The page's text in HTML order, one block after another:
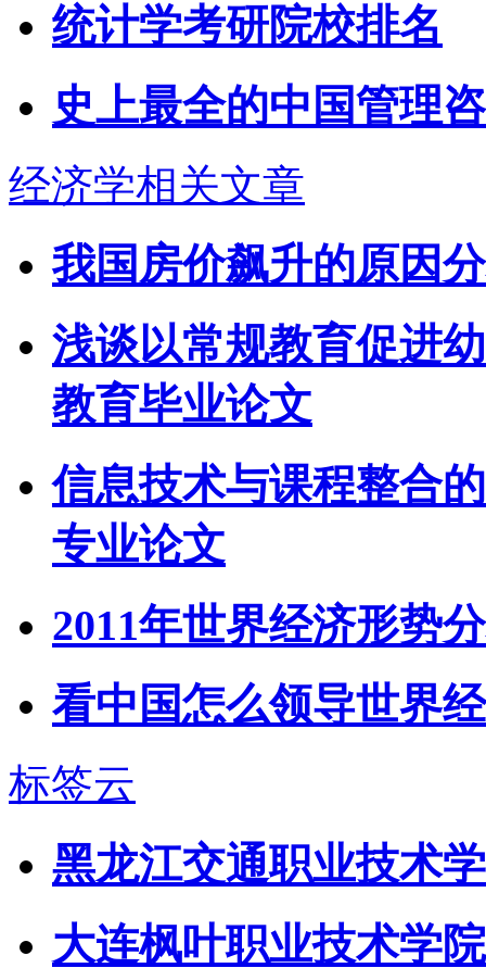
统计学考研院校排名
史上最全的中国管理
经济学相关文章
我国房价飙升的原因
浅谈以常规教育促进
教育毕业论文
信息技术与课程整合
专业论文
2011年世界经济形势
看中国怎么领导世界
标签云
黑龙江交通职业技术
大连枫叶职业技术学院